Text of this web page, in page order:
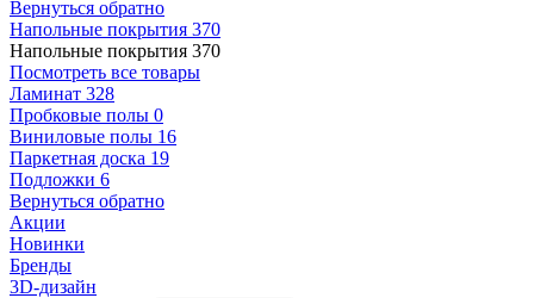
Вернуться обратно
Напольные покрытия 370
Напольные покрытия 370
Посмотреть все товары
Ламинат 328
Пробковые полы 0
Виниловые полы 16
Паркетная доска 19
Подложки 6
Вернуться обратно
Акции
Новинки
Бренды
3D-дизайн